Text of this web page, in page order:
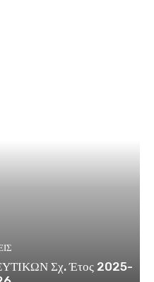
Σχ. Έτος 2025-